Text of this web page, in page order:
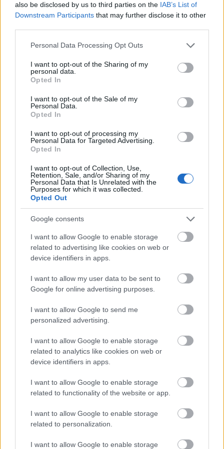
also be disclosed by us to third parties on the IAB’s List of
Downstream Participants that may further disclose it to other
Please note that this website/app uses one or more Google
not limited to your visit or usage behaviour. You may click to
grant or deny consent to Google and its third-party tags to
use your data for below specified purposes in below Google
consent section.
Personal Data Processing Opt Outs
I want to opt-out of the Sharing of my
personal data.
Opted In
I want to opt-out of the Sale of my
Personal Data.
Opted In
I want to opt-out of processing my
Personal Data for Targeted Advertising.
Opted In
I want to opt-out of Collection, Use,
Retention, Sale, and/or Sharing of my
Personal Data that Is Unrelated with the
Purposes for which it was collected.
Opted Out
Google consents
I want to allow Google to enable storage
related to advertising like cookies on web or
device identifiers in apps.
I want to allow my user data to be sent to
Google for online advertising purposes.
I want to allow Google to send me
personalized advertising.
I want to allow Google to enable storage
related to analytics like cookies on web or
device identifiers in apps.
I want to allow Google to enable storage
related to functionality of the website or app.
I want to allow Google to enable storage
related to personalization.
I want to allow Google to enable storage
családi autó a listán. Különösen alkalmas azok számára, akik
gyakran tesznek meg rövid utakat a városban.
„Egy kis motor egy meglehetősen nagy autóban papíron talán
jó ötletnek tűnik, de gyakran túl keményen kell dolgozniuk,
hogy a jármű tömegét elszállítsák (a 6,42 l/100km átlagú Ford
Focus 1.0 Ecoboost egy példa erre). Ezért nagyszerű, hogy a
Volkswagen Golf 1.0 TSI megjelenik a legtakarékosabb családi
autókat tartalmazó listájánkon” – olvasható a What car?
cikkében, amely hozzáteszi, hogy a 7,06 l/100 kilométeres
városi átlag igen jó egy benzinmotoros autótól.
Aktuális kínálatunk, kategóriák
szerint